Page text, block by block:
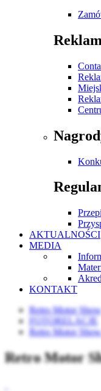
AKTUALNOŚCI
MEDIA
KONTAKT
Retro Motor Show
FOTORELACJE
Retro Motor
Retro Motor